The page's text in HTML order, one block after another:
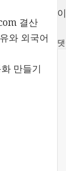
결산
와 외국어
만들기